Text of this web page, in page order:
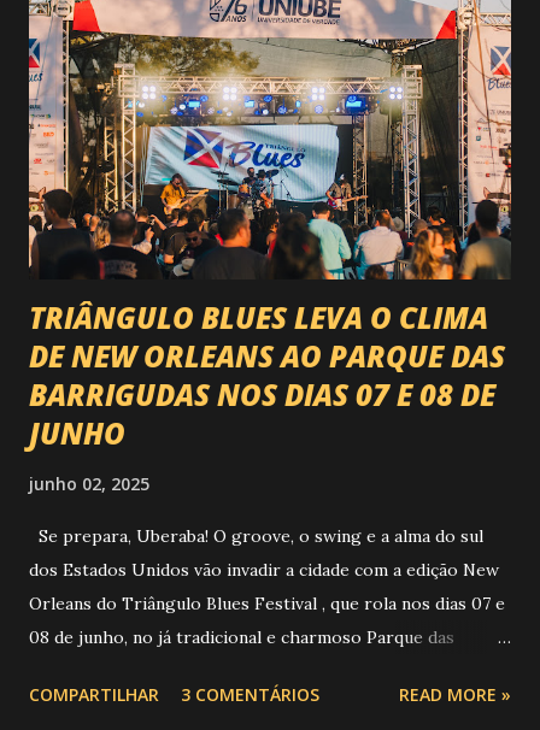
agora é Expozebu Rodeo Shows . E não para por aí. Foto:
@circuitoranchoprimavera 🎤 LINE-UP NACIONAL QUE
VAI ESTREMECER O PARQUE Serão quatro noites , entre
24, 25, 30 de abril e 02 de maio , com oito atrações gigantes
da música brasileira , contemplando sertanejo, forró,
piseiro e sofrência nível hard: Gusttavo Lima Leonardo
Natanzinho Lima Jads & ...
TRIÂNGULO BLUES LEVA O CLIMA
DE NEW ORLEANS AO PARQUE DAS
BARRIGUDAS NOS DIAS 07 E 08 DE
JUNHO
junho 02, 2025
Se prepara, Uberaba! O groove, o swing e a alma do sul
dos Estados Unidos vão invadir a cidade com a edição New
Orleans do Triângulo Blues Festival , que rola nos dias 07 e
08 de junho, no já tradicional e charmoso Parque das
Foto: https://www.trianguloblues.com.br/ ATRAÇÕES DE
COMPARTILHAR 3 COMENTÁRIOS READ MORE »